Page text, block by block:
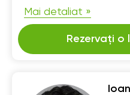
Mai detaliat »
Rezervați